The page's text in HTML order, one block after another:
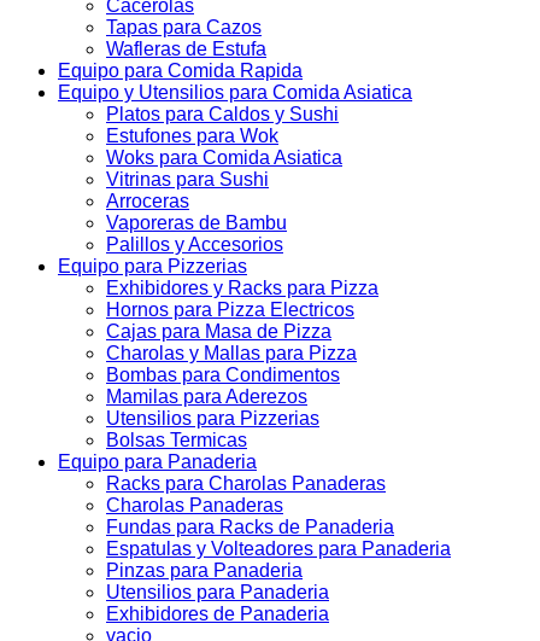
Cacerolas
Tapas para Cazos
Wafleras de Estufa
Equipo para Comida Rapida
Equipo y Utensilios para Comida Asiatica
Platos para Caldos y Sushi
Estufones para Wok
Woks para Comida Asiatica
Vitrinas para Sushi
Arroceras
Vaporeras de Bambu
Palillos y Accesorios
Equipo para Pizzerias
Exhibidores y Racks para Pizza
Hornos para Pizza Electricos
Cajas para Masa de Pizza
Charolas y Mallas para Pizza
Bombas para Condimentos
Mamilas para Aderezos
Utensilios para Pizzerias
Bolsas Termicas
Equipo para Panaderia
Racks para Charolas Panaderas
Charolas Panaderas
Fundas para Racks de Panaderia
Espatulas y Volteadores para Panaderia
Pinzas para Panaderia
Utensilios para Panaderia
Exhibidores de Panaderia
vacio